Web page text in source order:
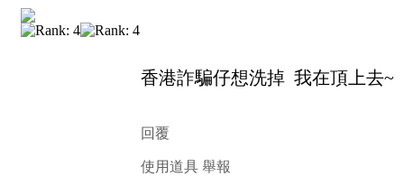
香港詐騙仔想洗
回覆
使用道具 舉報